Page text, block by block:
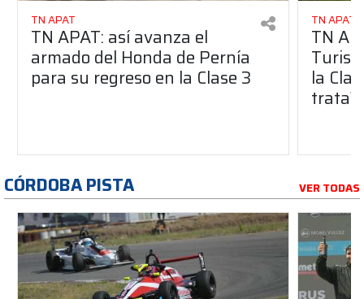
TN APAT
TN APAT: así avanza el
armado del Honda de Pernía
para su regreso en la Clase 3
TN APAT
TN
la
trata?
CÓRDOBA PISTA VER TODAS